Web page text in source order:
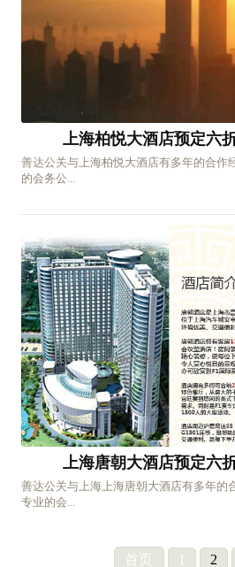
上海柏悦大酒店预定六
善达公关与上海柏悦大酒店有多年的合作
的会务公...
上海唐朝大酒店预定六
善达公关与上海上海唐朝大酒店有多年的
专业的会...
首页 1 2